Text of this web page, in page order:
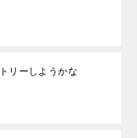
リーしようかな